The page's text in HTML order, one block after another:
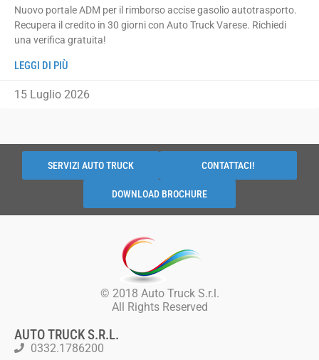
Nuovo portale ADM per il rimborso accise gasolio autotrasporto.
Recupera il credito in 30 giorni con Auto Truck Varese. Richiedi
una verifica gratuita!
LEGGI DI PIÙ
15 Luglio 2026
SERVIZI AUTO TRUCK CONTATTACI!
DOWNLOAD BROCHURE
© 2018 Auto Truck S.r.l.
All Rights Reserved
AUTO TRUCK S.R.L.
0332.1786200